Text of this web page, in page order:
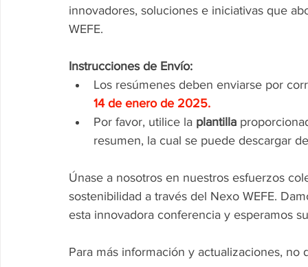
innovadores, soluciones e iniciativas que
WEFE.
Instrucciones de Envío:
Los resúmenes deben enviarse por
14 de enero de 2025.
Por favor, utilice la plantilla
resumen, la cual se puede descargar
Únase a nosotros en nuestros esfuerzos
sostenibilidad a través del Nexo WEFE.
esta innovadora conferencia y esperamos
Para más información y actualizaciones, no